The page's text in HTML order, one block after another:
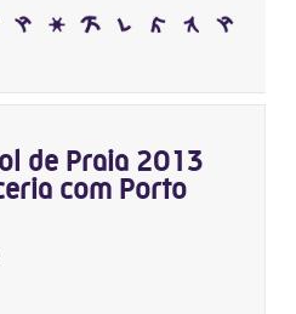
de Praia 2013
com Porto